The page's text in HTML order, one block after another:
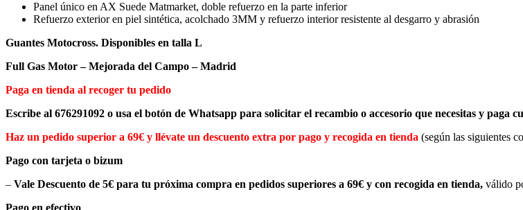
Panel único en AX Suede Matmarket, doble refuerzo en la parte inferior
Refuerzo exterior en piel sintética, acolchado 3MM y refuerzo interior resistente al desgarro y abrasión
Guantes Motocross. Disponibles en talla L
Full Gas Motor – Mejorada del Campo – Madrid
Paga en tienda al recoger tu pedido
Escribe al 676291092 o usa el botón de Whatsapp para solicitar el recambio o accesorio que necesitas y paga
Haz un pedido superior a 69€ y llévate un descuento extra por pago y recogida en tienda (según las siguientes
Pago con tarjeta o bizum
– Vale Descuento de 5€ para tu próxima compra en pedidos superiores a 69€ y con recogida en tienda, válido